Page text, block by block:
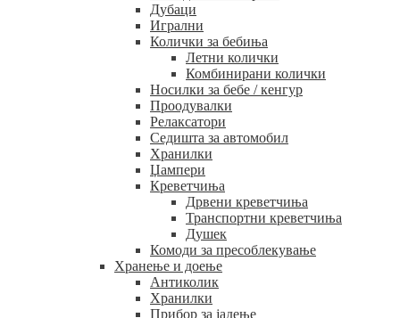
Дубаци
Игрални
Колички за бебиња
Летни колички
Комбинирани колички
Носилки за бебе / кенгур
Проодувалки
Релаксатори
Седишта за автомобил
Хранилки
Џампери
Креветчиња
Дрвени креветчиња
Транспортни креветчиња
Душек
Комоди за пресоблекување
Хранење и доење
Антиколик
Хранилки
Прибор за јадење